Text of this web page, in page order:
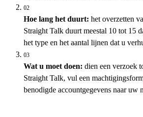
02
Hoe lang het duurt: het overzetten
Straight Talk duurt meestal 10 tot 15
het type en het aantal lijnen dat u
03
Wat u moet doen: dien een verzoek
Straight Talk, vul een
benodigde accountgegevens naar uw